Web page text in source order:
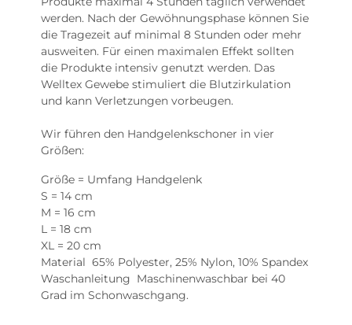
werden. Nach der Gewöhnungsphase können Sie
die Tragezeit auf minimal 8 Stunden oder mehr
ausweiten. Für einen maximalen Effekt sollten
die Produkte intensiv genutzt werden. Das
Welltex Gewebe stimuliert die Blutzirkulation
und kann Verletzungen vorbeugen.
Wir führen den Handgelenkschoner in vier
Größen:
Größe = Umfang Handgelenk
S = 14 cm
M = 16 cm
L = 18 cm
XL = 20 cm
Material 65% Polyester, 25% Nylon, 10% Spandex
Waschanleitung Maschinenwaschbar bei 40
Grad im Schonwaschgang.